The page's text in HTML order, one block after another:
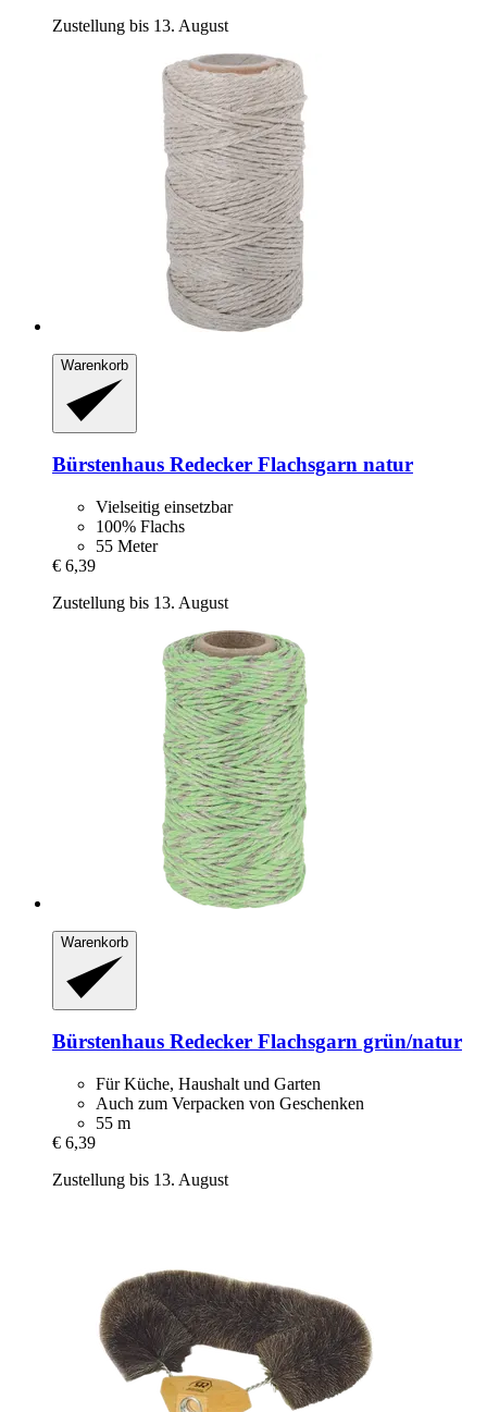
Zustellung bis 13. August
Warenkorb
Bürstenhaus Redecker Flachsgarn natur
Vielseitig einsetzbar
100% Flachs
55 Meter
€ 6,39
Zustellung bis 13. August
Warenkorb
Bürstenhaus Redecker Flachsgarn grün/natur
Für Küche, Haushalt und Garten
Auch zum Verpacken von Geschenken
55 m
€ 6,39
Zustellung bis 13. August